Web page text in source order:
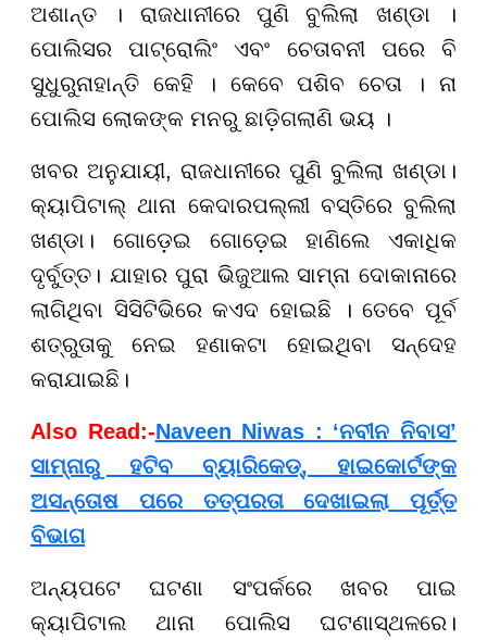
ଅଶାନ୍ତ । ରାଜଧାନୀରେ ପୁଣି ବୁଲିଲା ଖଣ୍ଡା ।
ପୋଲିସର ପାଟ୍ରୋଲିଂ ଏବଂ ଚେତାବନୀ ପରେ ବି
ସୁଧୁରୁନାହାନ୍ତି କେହି । କେବେ ପଶିବ ଚେତା । ନା
ପୋଲିସ ଲୋକଙ୍କ ମନରୁ ଛାଡ଼ିଗଲାଣି ଭୟ ।
ଖବର ଅନୁଯାୟୀ, ରାଜଧାନୀରେ ପୁଣି ବୁଲିଲା ଖଣ୍ଡା।
କ୍ୟାପିଟାଲ୍ ଥାନା କେଦାରପଲ୍ଲୀ ବସ୍ତିରେ ବୁଲିଲା
ଖଣ୍ଡା। ଗୋଡ଼େଇ ଗୋଡ଼େଇ ହାଣିଲେ ଏକାଧିକ
ଦୃର୍ବୁତ୍ତ। ଯାହାର ପୁରା ଭିଜୁଆଲ ସାମ୍ନା ଦୋକାନାରେ
ଲାଗିଥିବା ସିସିଟିଭିରେ କଏଦ ହୋଇଛି । ତେବେ ପୂର୍ବ
ଶତ୍ରୁତାକୁ ନେଇ ହଣାକଟା ହୋଇଥିବା ସନ୍ଦେହ
କରାଯାଇଛି।
Also Read:-Naveen Niwas : ‘ନବୀନ ନିବାସ’
ସାମ୍ନାରୁ ହଟିବ ବ୍ୟାରିକେଡ୍, ହାଇକୋର୍ଟଙ୍କ
ଅସନ୍ତୋଷ ପରେ ତତ୍ପରତା ଦେଖାଇଲା ପୂର୍ତ୍ତ
ବିଭାଗ
ଅନ୍ୟପଟେ ଘଟଣା ସଂପର୍କରେ ଖବର ପାଇ
କ୍ୟାପିଟାଲ ଥାନା ପୋଲିସ ଘଟଣାସ୍ଥଳରେ।